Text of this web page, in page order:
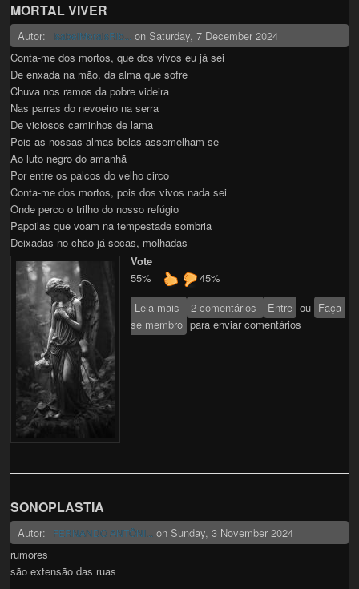
MORTAL VIVER
Autor: IsabelMoraisRib... on Saturday, 7 December 2024
Conta-me dos mortos, que dos vivos eu já sei
De enxada na mão, da alma que sofre
Chuva nos ramos da pobre videira
Nas parras do nevoeiro na serra
De viciosos caminhos de lama
Pois as nossas almas belas assemelham-se
Ao luto negro do amanhã
Por entre os palcos do velho circo
Conta-me dos mortos, pois dos vivos nada sei
Onde perco o trilho do nosso refúgio
Papoilas que voam na tempestade sombria
Deixadas no chão já secas, molhadas
Vote
55%
45%
Leia mais sobre MORTAL VIVER
2 comentários Entre ou Faça-
se membro para enviar comentários
SONOPLASTIA
Autor: FERNANDO ANTÔNI... on Sunday, 3 November 2024
rumores
são extensão das ruas